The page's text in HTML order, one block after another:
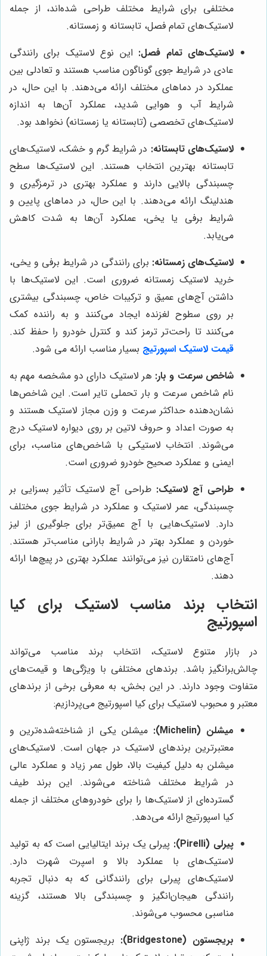
مختلفی برای شرایط مختلف طراحی شده‌اند، از جمله
لاستیک‌های تمام فصل، تابستانه و زمستانه.
لاستیک‌های تمام فصل: این نوع لاستیک برای رانندگی
عادی در شرایط جوی گوناگون مناسب هستند و تعادلی بین
عملکرد در دماهای مختلف ارائه می‌دهند. با این حال، در
شرایط آب و هوایی شدید، عملکرد آن‌ها به اندازه
لاستیک‌های تخصصی (تابستانه یا زمستانه) نخواهد بود.
لاستیک‌های تابستانه: در شرایط گرم و خشک، لاستیک‌های
تابستانه بهترین انتخاب هستند. این لاستیک‌ها سطح
چسبندگی بالایی دارند و عملکرد بهتری در ترمزگیری و
هندلینگ ارائه می‌دهند. با این حال، در دماهای پایین و
شرایط برفی یا یخی، عملکرد آن‌ها به شدت کاهش
می‌یابد.
لاستیک‌های زمستانه: برای رانندگی در شرایط برفی و یخی،
خرید لاستیک زمستانه ضروری است. این لاستیک‌ها با
داشتن آج‌های عمیق و ترکیبات خاص، چسبندگی بیشتری
بر روی سطوح لغزنده ایجاد می‌کنند و به راننده کمک
می‌کنند تا راحت‌تر ترمز کند و کنترل خودرو را حفظ کند.
قیمت لاستیک اسپورتیج بسیار مناسب ارائه می شود.
شاخص سرعت و بار: هر لاستیک دارای دو مشخصه مهم به
نام شاخص سرعت و بار تحملی تایر است. این شاخص‌ها
نشان‌دهنده حداکثر سرعت و وزن مجاز لاستیک هستند و
به صورت اعداد و حروف لاتین بر روی دیواره لاستیک درج
می‌شوند. انتخاب لاستیکی با شاخص‌های مناسب، برای
ایمنی و عملکرد صحیح خودرو ضروری است.
طراحی آج لاستیک: طراحی آج لاستیک تأثیر بسزایی بر
چسبندگی، عمر لاستیک و عملکرد در شرایط جوی مختلف
دارد. لاستیک‌هایی با آج عمیق‌تر برای جلوگیری از لیز
خوردن و عملکرد بهتر در شرایط بارانی مناسب‌تر هستند.
آج‌های نامتقارن نیز می‌توانند عملکرد بهتری در پیچ‌ها ارائه
دهند.
انتخاب برند مناسب لاستیک برای کیا
اسپورتیج
در بازار متنوع لاستیک، انتخاب برند مناسب می‌تواند
چالش‌برانگیز باشد. برندهای مختلفی با ویژگی‌ها و قیمت‌های
متفاوت وجود دارند. در این بخش، به معرفی برخی از برندهای
معتبر و محبوب لاستیک برای کیا اسپورتیج می‌پردازیم:
میشلن (Michelin):
میشلن یکی از شناخته‌شده‌ترین و
معتبرترین برندهای لاستیک در جهان است. لاستیک‌های
میشلن به دلیل کیفیت بالا، طول عمر زیاد و عملکرد عالی
در شرایط مختلف شناخته می‌شوند. این برند طیف
گسترده‌ای از لاستیک‌ها را برای خودروهای مختلف از جمله
کیا اسپورتیج ارائه می‌دهد.
پیرلی (Pirelli):
پیرلی یک برند ایتالیایی است که به تولید
لاستیک‌های با عملکرد بالا و اسپرت شهرت دارد.
لاستیک‌های پیرلی برای رانندگانی که به دنبال تجربه
رانندگی هیجان‌انگیز و چسبندگی بالا هستند، گزینه
مناسبی محسوب می‌شوند.
بریجستون (Bridgestone):
بریجستون یک برند ژاپنی